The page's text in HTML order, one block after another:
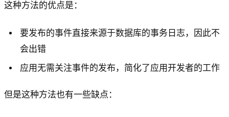
这种方法的优点是：
要发布的事件直接来源于数据库的事务日志，因此不
会出错
应用无需关注事件的发布，简化了应用开发者的工作
但是这种方法也有一些缺点：